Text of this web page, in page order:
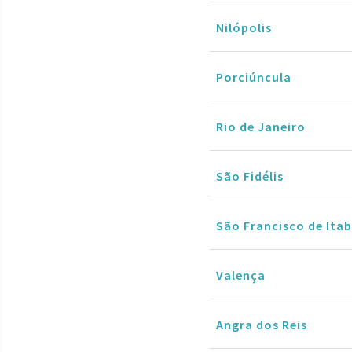
Nilópolis
Porciúncula
Rio de Janeiro
São Fidélis
São Francisco de
Valença
Angra dos Reis